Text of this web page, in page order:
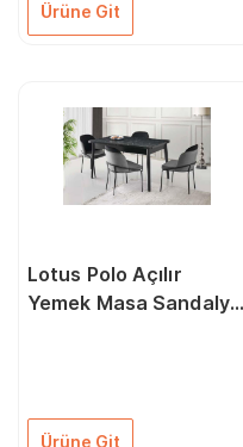
Ürüne Git
Lotus Polo Açılır
Yemek Masa Sandalye
Ürüne Git